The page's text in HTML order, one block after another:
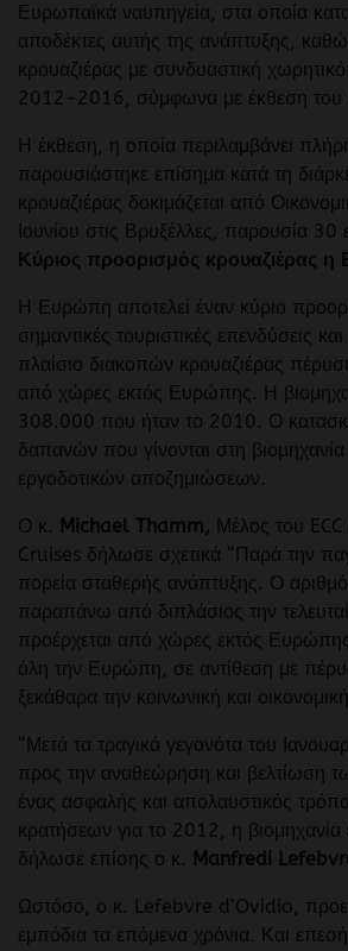
Ευρωπαϊκά ναυπηγεία, στα οποία
αποδέκτες αυτής της ανάπτυξης,
κρουαζιέρας με συνδυαστική
2012-2016, σύμφωνα με έκθεση
Η έκθεση, η οποία περιλαμβάνει
παρουσιάστηκε επίσημα κατά τη
κρουαζιέρας δοκιμάζεται από
Ιουνίου στις Βρυξέλλες, παρουσία
Κύριος προορισμός κρουαζιέρας
Η Ευρώπη αποτελεί έναν κύριο
σημαντικές τουριστικές επενδύσεις
πλαίσιο διακοπών κρουαζιέρας
από χώρες εκτός Ευρώπης. Η
308.000 που ήταν το 2010. Ο
δαπανών που γίνονται στη
εργοδοτικών αποζημιώσεων.
Ο κ. Michael Thamm, Μέλος του
Cruises δήλωσε σχετικά “Παρά την
πορεία σταθερής ανάπτυξης. Ο
παραπάνω από διπλάσιος την
προέρχεται από χώρες εκτός
όλη την Ευρώπη, σε αντίθεση με
ξεκάθαρα την κοινωνική και
“Μετά τα τραγικά γεγονότα του
προς την αναθεώρηση και βελτίωση
ένας ασφαλής και απολαυστικός
κρατήσεων για το 2012, η βιομηχανία
δήλωσε επίσης ο κ. Manfredi
Ωστόσο, ο κ. Lefebvre d’Ovidio,
εμπόδια τα επόμενα χρόνια. Και